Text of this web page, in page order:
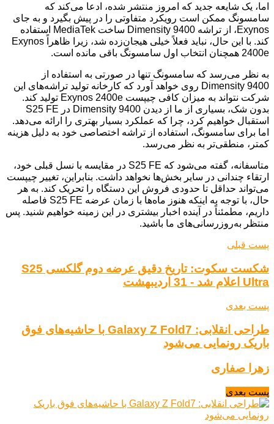
اما، یک شایعه جدید که امروز منتشر شده، ادعا می‌کند که
سامسونگ ممکن است رویکرد متفاوتی را در پیش بگیرد و به جای
Exynos، از تراشه Dimensity 9400 ساخت MediaTek استفاده
کند. با این حال، نباید فعلاً خیلی هیجان‌زده شد، زیرا ظاهراً Exynos
2400e همچنان انتخاب اول سامسونگ باقی مانده است.
به نظر می‌رسد که سامسونگ تنها در صورتی به استفاده از
Dimensity 9400 روی خواهد آورد که کارخانه تولید تراشه‌های این
شرکت نتواند به میزان کافی چیپست Exynos 2400e تولید کند.
بدون شک، بسیاری از ما از دیدن Dimensity 9400 در S25 FE
استقبال خواهیم کرد، چرا که عملکرد بسیار بهتری را ارائه می‌دهد.
اما برای سامسونگ، استفاده از تراشه اختصاصی خود به دلیل هزینه
کمتر، منطقی‌تر به نظر می‌رسد.
متاسفانه، گفته می‌شود که S25 FE در مقایسه با نسل قبلی خود،
ارتقاء چندانی در سایر بخش‌ها نخواهد داشت. بنابراین، تغییر چیپست
می‌تواند حداقل تا حدودی فروش این دستگاه را تحریک کند. به هر
حال، با توجه به اینکه هنوز ماه‌ها با زمان عرضه S25 FE فاصله
داریم، مطمئناً در آینده اخبار بیشتری در این زمینه خواهیم شنید. پس
منتظر به‌روزرسانی‌های ما باشید.
پست قبلی
شکست سکوت: تاریخ دقیق عرضه دوم گلکسی S25
Ultra اعلام شد - 31 اردیبهشت
پست بعدی
طراحی انقلابی: Galaxy Z Fold7 با حاشیه‌های فوق
باریک رونمایی می‌شود
زهرا صفاری
پست بعدی